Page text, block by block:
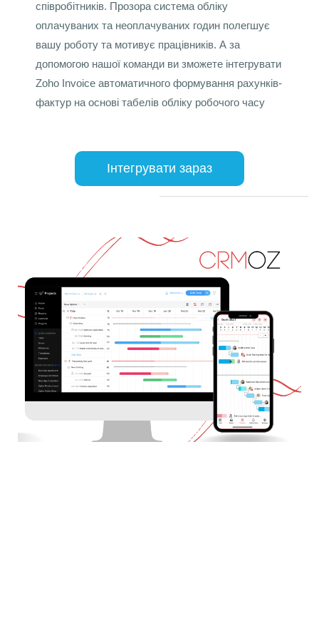
співробітників. Прозора система обліку
оплачуваних та неоплачуваних годин полегшує
вашу роботу та мотивує працівників. А за
допомогою нашої команди ви зможете інтегрувати
Zoho Invoice автоматичного формування рахунків-
фактур на основі табелів обліку робочого часу
Інтегрувати зараз